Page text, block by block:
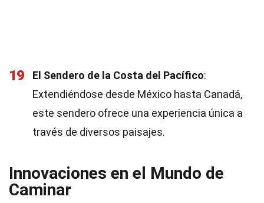
19 El Sendero de la Costa del Pacífico:
Extendiéndose desde México hasta Canadá,
este sendero ofrece una experiencia única a
través de diversos paisajes.
Innovaciones en el Mundo de
Caminar